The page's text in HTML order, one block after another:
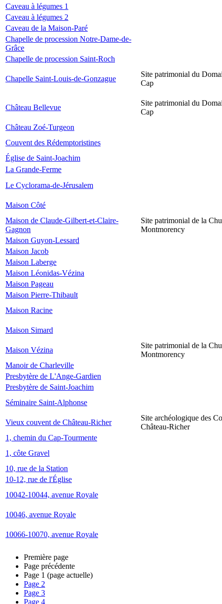
Caveau à légumes 1
Caveau à légumes 2
Caveau de la Maison-Paré
Chapelle de procession Notre-Dame-de-
Grâce
Chapelle de procession Saint-Roch
Chapelle Saint-Louis-de-Gonzague
Site patrimonial du
Cap
Château Bellevue
Site patrimonial du
Cap
Château Zoé-Turgeon
Couvent des Rédemptoristines
Église de Saint-Joachim
La Grande-Ferme
Le Cyclorama-de-Jérusalem
Maison Côté
Maison de Claude-Gilbert-et-Claire-
Gagnon
Site patrimonial de la
Montmorency
Maison Guyon-Lessard
Maison Jacob
Maison Laberge
Maison Léonidas-Vézina
Maison Pageau
Maison Pierre-Thibault
Maison Racine
Maison Simard
Maison Vézina
Site patrimonial de la
Montmorency
Manoir de Charleville
Presbytère de L'Ange-Gardien
Presbytère de Saint-Joachim
Séminaire Saint-Alphonse
Vieux couvent de Château-Richer
Site archéologique des
Château-Richer
1, chemin du Cap-Tourmente
1, côte Gravel
10, rue de la Station
10-12, rue de l'Église
10042-10044, avenue Royale
10046, avenue Royale
10066-10070, avenue Royale
Première page
Page précédente
Page 1 (page actuelle)
Page 2
Page 3
Page 4